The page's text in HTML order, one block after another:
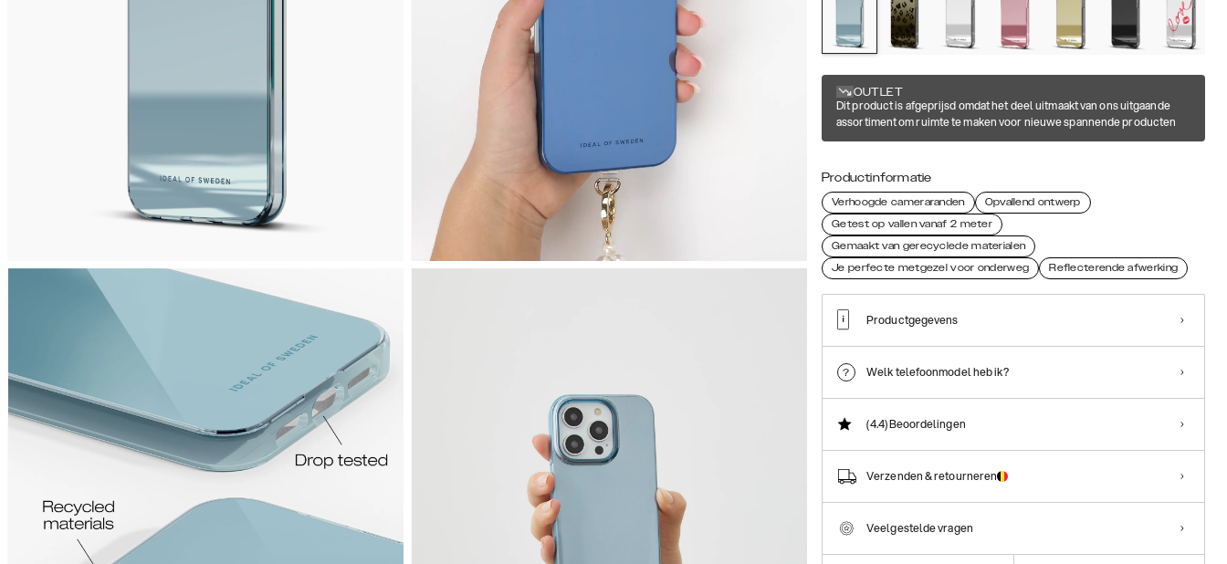
OUTLET
Dit product is afgeprijsd omdat het deel uitmaakt van ons uitgaande
assortiment om ruimte te maken voor nieuwe spannende producten
Productinformatie
Verhoogde cameraranden
Opvallend ontwerp
Getest op vallen vanaf 2 meter
Gemaakt van gerecyclede materialen
Je perfecte metgezel voor onderweg
Reflecterende afwerking
Productgegevens
Welk telefoonmodel heb ik?
(4.4)Beoordelingen
Verzenden & retourneren
Veelgestelde vragen